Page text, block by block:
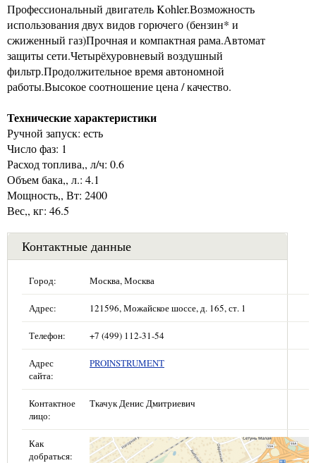
Профессиональный двигатель Kohler.Возможность
использования двух видов горючего (бензин* и
сжиженный газ)Прочная и компактная рама.Автомат
защиты сети.Четырёхуровневый воздушный
фильтр.Продолжительное время автономной
работы.Высокое соотношение цена / качество.
Технические характеристики
Ручной запуск: есть
Число фаз: 1
Расход топлива,, л/ч: 0.6
Объем бака,, л.: 4.1
Мощность,, Вт: 2400
Вес,, кг: 46.5
Контактные данные
Город: Москва, Москва
Адрес: 121596, Можайское шоссе, д. 165, ст. 1
Телефон: +7 (499) 112-31-54
Адрес
сайта:
PROINSTRUMENT
Контактное
лицо:
Ткачук Денис Дмитриевич
Как
добраться: